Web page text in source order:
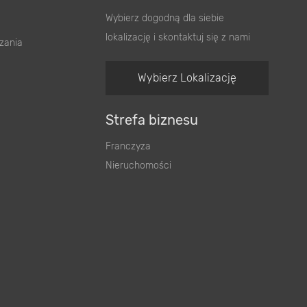
Wybierz dogodną dla siebie
lokalizację i skontaktuj się z nami
Wybierz Lokalizację
Strefa biznesu
Franczyza
Nieruchomości